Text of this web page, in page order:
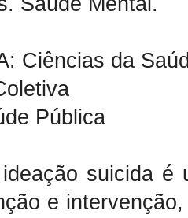
Ciências da
Pública
suicida é
e